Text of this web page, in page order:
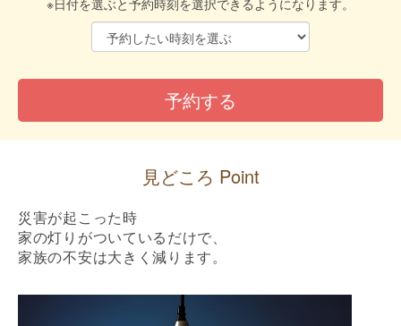
※日付を選ぶと予約時刻を選択できるようになります。
見どころ Point
災害が起こった時
家の灯りがついているだけで、
家族の不安は大きく減ります。